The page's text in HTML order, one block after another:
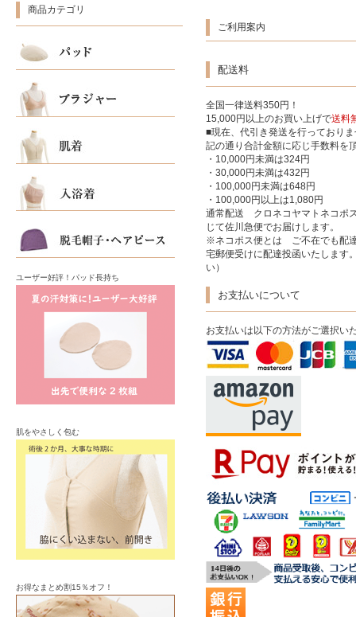
ご利用案内
配送料
全国一律送料350円！
15,000円以上のお買い上げで送料
■現在、代引き発送を行っており
記の通り合計金額に応じ手数料を
・10,000円未満は324円
・30,000円未満は432円
・100,000円未満は648円
・100,000円以上は1,080円
通常配送 クロネコヤマトネコポ
じて佐川急便でお届けします。
※ネコポス便とは ご不在でも配
宅郵便受けに配達投函いたします
い）
お支払いについて
お支払いは以下の方法がご選択い
商品カテゴリ
ユーザー好評！パッド長持ち
肌をやさしく包む
お得なまとめ割15％オフ！